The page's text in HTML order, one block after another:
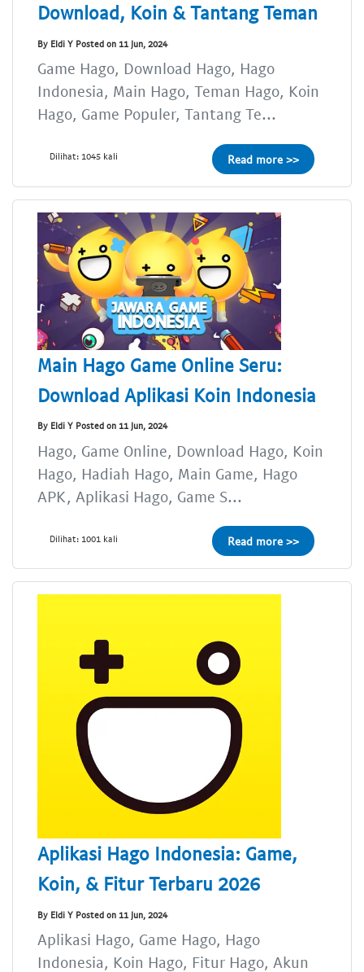
Download, Koin & Tantang Teman
By Eldi Y Posted on 11 Jun, 2024
Game Hago, Download Hago, Hago
Indonesia, Main Hago, Teman Hago, Koin
Hago, Game Populer, Tantang Te...
Dilihat: 1045 kali Read more >>
Main Hago Game Online Seru:
Download Aplikasi Koin Indonesia
By Eldi Y Posted on 11 Jun, 2024
Hago, Game Online, Download Hago, Koin
Hago, Hadiah Hago, Main Game, Hago
APK, Aplikasi Hago, Game S...
Dilihat: 1001 kali Read more >>
Aplikasi Hago Indonesia: Game,
Koin, & Fitur Terbaru 2026
By Eldi Y Posted on 11 Jun, 2024
Aplikasi Hago, Game Hago, Hago
Indonesia, Koin Hago, Fitur Hago, Akun